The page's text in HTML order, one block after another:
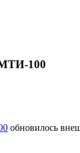
МТИ-100
обновилось